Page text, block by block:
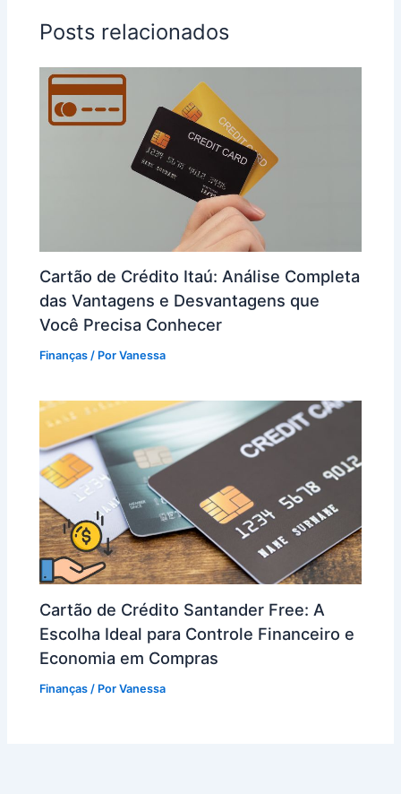
Posts relacionados
Cartão de Crédito Itaú: Análise Completa
das Vantagens e Desvantagens que
Você Precisa Conhecer
Finanças / PorVanessa
Cartão de Crédito Santander Free: A
Escolha Ideal para Controle Financeiro e
Economia em Compras
Finanças / PorVanessa